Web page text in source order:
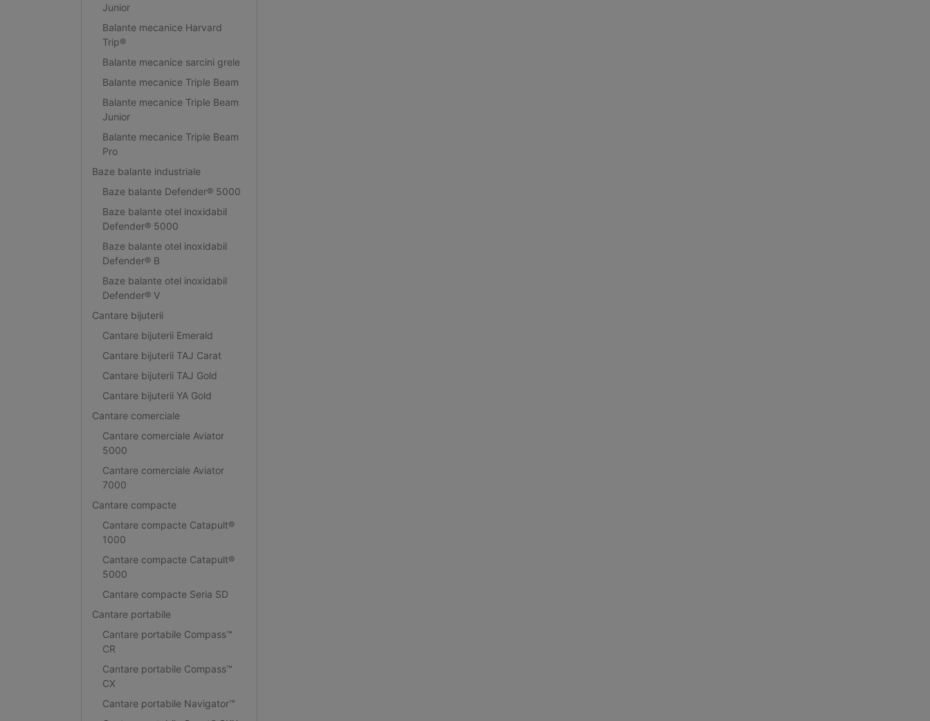
Junior
Balante mecanice Harvard
Trip®
Balante mecanice sarcini grele
Balante mecanice Triple Beam
Balante mecanice Triple Beam
Junior
Balante mecanice Triple Beam
Pro
Baze balante industriale
Baze balante Defender® 5000
Baze balante otel inoxidabil
Defender® 5000
Baze balante otel inoxidabil
Defender® B
Baze balante otel inoxidabil
Defender® V
Cantare bijuterii
Cantare bijuterii Emerald
Cantare bijuterii TAJ Carat
Cantare bijuterii TAJ Gold
Cantare bijuterii YA Gold
Cantare comerciale
Cantare comerciale Aviator
5000
Cantare comerciale Aviator
7000
Cantare compacte
Cantare compacte Catapult®
1000
Cantare compacte Catapult®
5000
Cantare compacte Seria SD
Cantare portabile
Cantare portabile Compass™
CR
Cantare portabile Compass™
CX
Cantare portabile Navigator™